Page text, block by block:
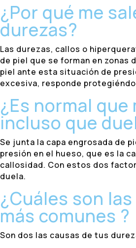
¿Por qué me
durezas?
Las durezas, callos o
de piel que se forman en zonas
piel ante esta situación de
excesiva, responde
¿Es normal
incluso que
Se junta la capa engrosada de
presión en el hueso, que es la
callosidad. Con estos dos
duela.
¿Cuáles son
más comunes ?
Son dos las causas de tus